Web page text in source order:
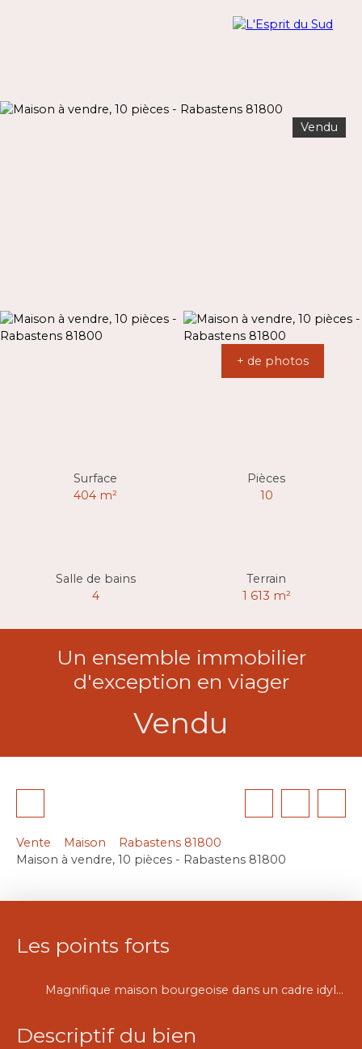
Vendu
+ de photos
Surface
404 m²
Pièces
10
Salle de bains
4
Terrain
1 613 m²
Un ensemble immobilier
d'exception en viager
Vendu
Vente Maison
Rabastens 81800
Maison à vendre, 10 pièces - Rabastens 81800
Les points forts
Magnifique maison bourgeoise dans un cadre idyllique.
Descriptif du bien